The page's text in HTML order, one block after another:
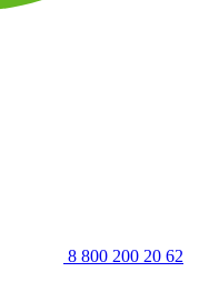
8 800 200 20 62